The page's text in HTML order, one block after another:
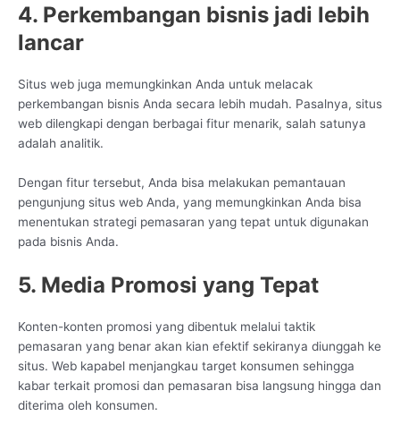
4. Perkembangan bisnis jadi lebih
lancar
Situs web juga memungkinkan Anda untuk melacak
perkembangan bisnis Anda secara lebih mudah. Pasalnya, situs
web dilengkapi dengan berbagai fitur menarik, salah satunya
adalah analitik.
Dengan fitur tersebut, Anda bisa melakukan pemantauan
pengunjung situs web Anda, yang memungkinkan Anda bisa
menentukan strategi pemasaran yang tepat untuk digunakan
pada bisnis Anda.
5. Media Promosi yang Tepat
Konten-konten promosi yang dibentuk melalui taktik
pemasaran yang benar akan kian efektif sekiranya diunggah ke
situs. Web kapabel menjangkau target konsumen sehingga
kabar terkait promosi dan pemasaran bisa langsung hingga dan
diterima oleh konsumen.